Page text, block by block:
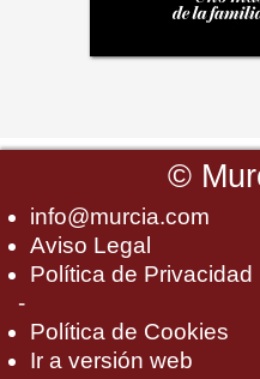
©
info@murcia.com
Aviso Legal
Política de Privacidad
-
Política de Cookies
Ir a versión web